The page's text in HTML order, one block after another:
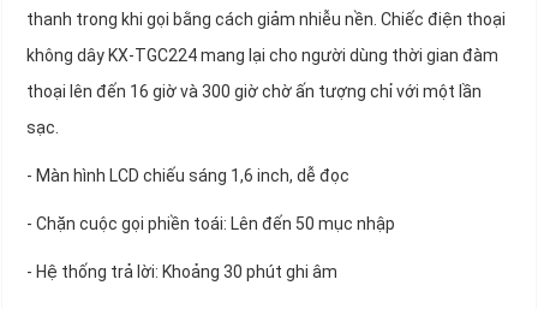
thanh trong khi gọi bằng cách giảm nhiễu nền. Chiếc điện thoại
không dây KX-TGC224 mang lại cho người dùng thời gian đàm
thoại lên đến 16 giờ và 300 giờ chờ ấn tượng chỉ với một lần
sạc.
- Màn hình LCD chiếu sáng 1,6 inch, dễ đọc
- Chặn cuộc gọi phiền toái: Lên đến 50 mục nhập
- Hệ thống trả lời: Khoảng 30 phút ghi âm